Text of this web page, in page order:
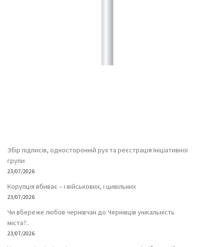
Збір підписів, односторонній рух та реєстрація Ініціативної
групи
23/07/2026
Корупція вбиває – і військових, і цивільних
23/07/2026
Чи вбереже любов чернівчан до Чернівців унікальність
міста?..
23/07/2026